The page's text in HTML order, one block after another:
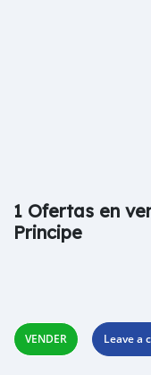
1 Ofertas en
Principe
VENDER Leave a